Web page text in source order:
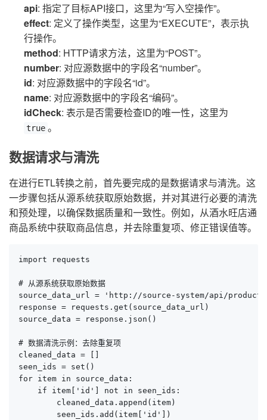
api: 指定了目标API接口，这里为“写入空操作”。
effect: 定义了操作类型，这里为“EXECUTE”，表示执
行操作。
method: HTTP请求方法，这里为“POST”。
number: 对应源数据中的字段名“number”。
id: 对应源数据中的字段名“id”。
name: 对应源数据中的字段名“编码”。
idCheck: 表示是否需要检查ID的唯一性，这里为
true 。
数据请求与清洗
在进行ETL转换之前，首先要完成的是数据请求与清洗。这
一步骤包括从源系统获取原始数据，并对其进行必要的清洗
和预处理，以确保数据质量和一致性。例如，从酒水旺店通
商品系统中获取商品信息，并去除重复项、修正错误值等。
import requests
# 从源系统获取原始数据
source_data_url = 'http://source-system/api/
response = requests.get(source_data_url)
source_data = response.json()
# 数据清洗示例：去除重复项
cleaned_data = []
seen_ids = set()
for item in source_data:
    if item['id'] not in seen_ids:
        cleaned_data.append(item)
        seen_ids.add(item['id'])